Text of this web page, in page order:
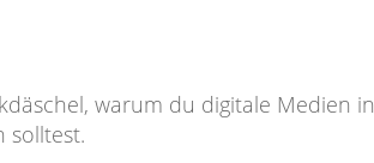
warum du digitale Medien in
solltest.